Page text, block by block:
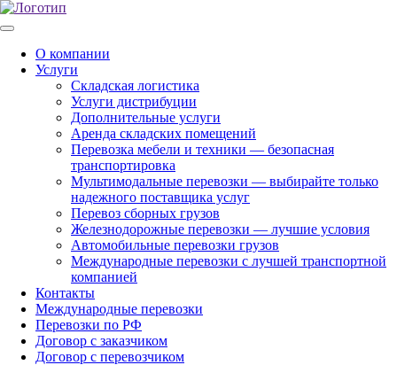
О компании
Услуги
Складская логистика
Услуги дистрибуции
Дополнительные услуги
Аренда складских помещений
Перевозка мебели и техники — безопасная
транспортировка
Мультимодальные перевозки — выбирайте только
надежного поставщика услуг
Перевоз сборных грузов
Железнодорожные перевозки — лучшие условия
Автомобильные перевозки грузов
Международные перевозки с лучшей транспортной
компанией
Контакты
Международные перевозки
Перевозки по РФ
Договор с заказчиком
Договор с перевозчиком